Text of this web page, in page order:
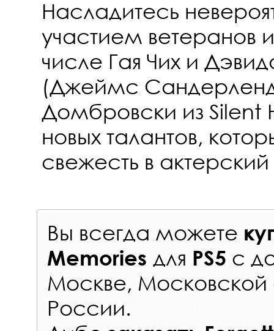
Насладитесь
участием ветеранов
числе Гая Чих и
(Джеймс
Домбровски из Silent
новых талантов,
свежесть в
Вы всегда можете
Memories для PS5 с
Москве, Московской
России.